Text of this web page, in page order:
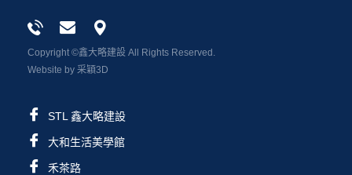
Copyright ©鑫大略建設 All Rights Reserved.
Website by 采穎3D
STL 鑫大略建設
大和生活美學館
禾茶路